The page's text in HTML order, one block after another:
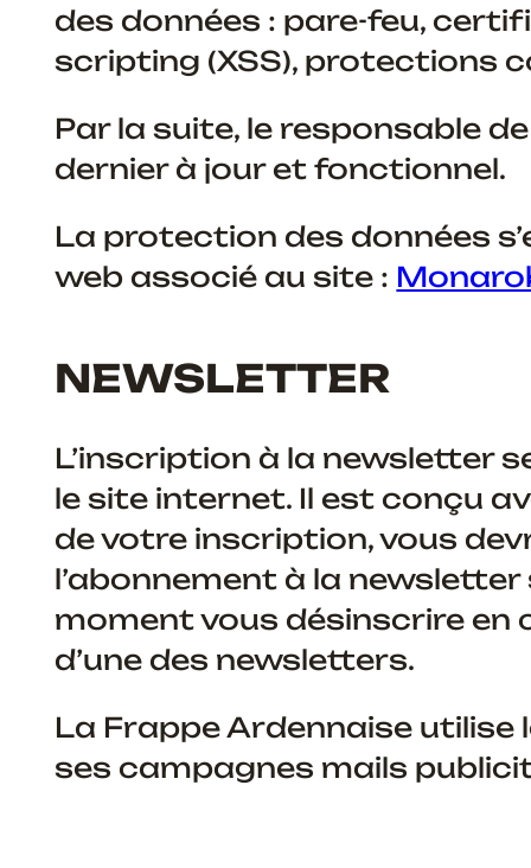
des données : pare-feu,
scripting (XSS), protections
Par la suite, le responsable
dernier à jour et fonctionnel.
La protection des données
web associé au site :
NEWSLETTER
L’inscription à la newsletter
le site internet. Il est conçu
de votre inscription, vous
l’abonnement à la
moment vous désinscrire en
d’une des newsletters.
La Frappe Ardennaise
ses campagnes mails